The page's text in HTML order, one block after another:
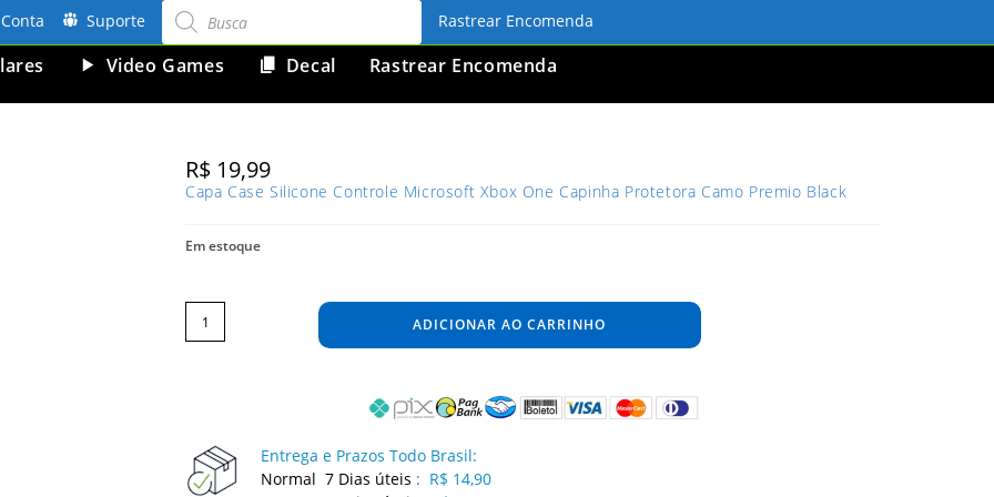
Conta Suporte produtos Rastrear Encomenda
Video Games Decal Rastrear Encomenda
R$ 19,99
Capa Case Silicone Controle Microsoft Xbox One Capinha Protetora Camo Premio Black
Em estoque
Capa
Case
Silicone
Controle
Microsoft
Xbox
ADICIONAR AO CARRINHO
Entrega e Prazos Todo Brasil:
Normal 7 Dias úteis : R$ 14,90